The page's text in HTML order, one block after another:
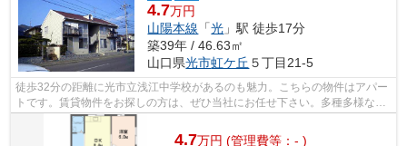
4.7万円
山陽本線 「光 」駅 徒歩17分
築39年 / 46.63㎡
山口県光市虹ケ丘 ５丁目21-5
徒歩32分の距離に光市立浅江中学校があるのも魅力。こちらの物件はアパー
トです。賃貸物件をお探しの方は、ぜひ当社にお任せ下さい。多種多様な物
件情報と地域情報をご提供いたします...
4.7万円 (管理費等：- )